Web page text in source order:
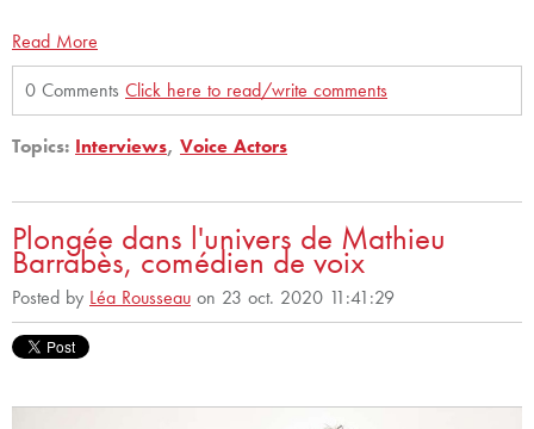
Read More
0 Comments Click here to read/write comments
Topics: Interviews, Voice Actors
Plongée dans l'univers de Mathieu
Barrabès, comédien de voix
Posted by Léa Rousseau on 23 oct. 2020 11:41:29